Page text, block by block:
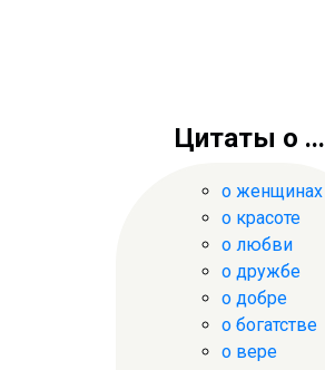
Цитаты о ...
о женщинах
о красоте
о любви
о дружбе
о добре
о богатстве
о вере